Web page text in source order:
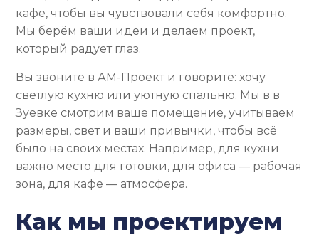
кафе, чтобы вы чувствовали себя комфортно.
Мы берём ваши идеи и делаем проект,
который радует глаз.
Вы звоните в АМ-Проект и говорите: хочу
светлую кухню или уютную спальню. Мы в в
Зуевке смотрим ваше помещение, учитываем
размеры, свет и ваши привычки, чтобы всё
было на своих местах. Например, для кухни
важно место для готовки, для офиса — рабочая
зона, для кафе — атмосфера.
Как мы проектируем